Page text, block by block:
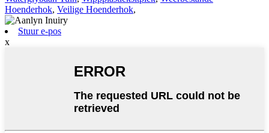
Hoenderhok, Veilige Hoenderhok,
Stuur e-pos
x